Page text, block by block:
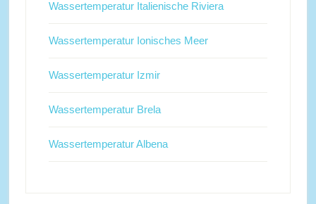
Wassertemperatur Italienische Riviera
Wassertemperatur Ionisches Meer
Wassertemperatur Izmir
Wassertemperatur Brela
Wassertemperatur Albena